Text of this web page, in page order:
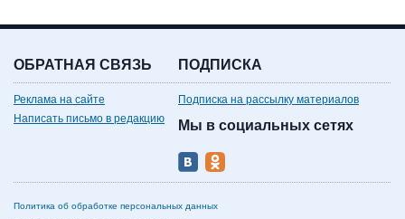
ОБРАТНАЯ СВЯЗЬ
Реклама на сайте
Написать письмо в редакцию
ПОДПИСКА
Подписка на рассылку материалов
Мы в социальных сетях
Политика об обработке персональных данных